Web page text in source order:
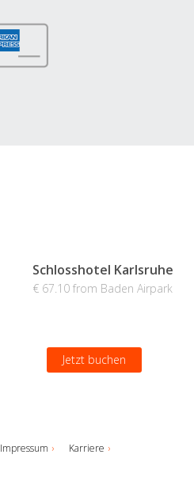
Schlosshotel Karlsruhe
€ 67.10 from Baden Airpark
Jetzt buchen
Impressum
Karriere